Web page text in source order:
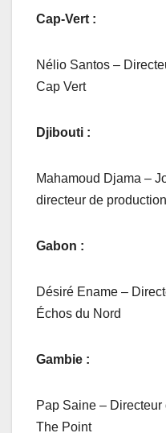
Cap-Vert :
Nélio Santos –
Cap Vert
Djibouti :
Mahamoud Djama –
directeur de
Gabon :
Désiré Ename –
Échos du Nord
Gambie :
Pap Saine –
The Point